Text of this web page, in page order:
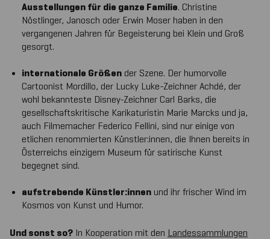
Ausstellungen für die ganze Familie. Christine
Nöstlinger, Janosch oder Erwin Moser haben in den
vergangenen Jahren für Begeisterung bei Klein und Groß
gesorgt.
internationale Größen der Szene. Der humorvolle
Cartoonist Mordillo, der Lucky Luke-Zeichner Achdé, der
wohl bekannteste Disney-Zeichner Carl Barks, die
gesellschaftskritische Karikaturistin Marie Marcks und ja,
auch Filmemacher Federico Fellini, sind nur einige von
etlichen renommierten Künstler:innen, die Ihnen bereits in
Österreichs einzigem Museum für satirische Kunst
begegnet sind.
aufstrebende Künstler:innen und ihr frischer Wind im
Kosmos von Kunst und Humor.
Und sonst so? In Kooperation mit den Landessammlungen